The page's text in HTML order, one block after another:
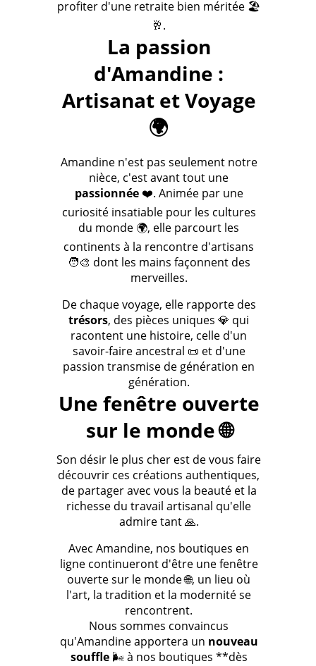
profiter d'une retraite bien méritée 🏖️
🥂.
La passion
d'Amandine :
Artisanat et Voyage
🌍
Amandine n'est pas seulement notre
nièce, c'est avant tout une
passionnée❤️. Animée par une
curiosité insatiable pour les cultures
du monde 🌍, elle parcourt les
continents à la rencontre d'artisans
🧑‍🎨 dont les mains façonnent des
merveilles.
De chaque voyage, elle rapporte des
trésors, des pièces uniques 💎 qui
racontent une histoire, celle d'un
savoir-faire ancestral 📜 et d'une
passion transmise de génération en
génération.
Une fenêtre ouverte
sur le monde 🌐
Son désir le plus cher est de vous faire
découvrir ces créations authentiques,
de partager avec vous la beauté et la
richesse du travail artisanal qu'elle
admire tant 🙏.
Avec Amandine, nos boutiques en
ligne continueront d'être une fenêtre
ouverte sur le monde 🌐, un lieu où
l'art, la tradition et la modernité se
rencontrent.
Nous sommes convaincus
qu'Amandine apportera un nouveau
souffle🌬️ à nos boutiques **dès